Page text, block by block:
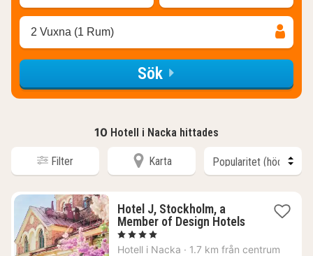
2 Vuxna (1 Rum)
Sök
10 Hotell i Nacka hittades
Filter Karta
Hotel J, Stockholm, a
Member of Design Hotels1
från
, 4 Stjärnor
Hotell i Nacka · 1.7 km från centrum